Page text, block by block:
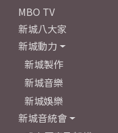
MBO TV
新城八大家
新城動力
新城製作
新城音樂
新城娛樂
新城音統會